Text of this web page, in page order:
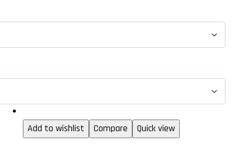
Add to wishlist
Compare Quick view